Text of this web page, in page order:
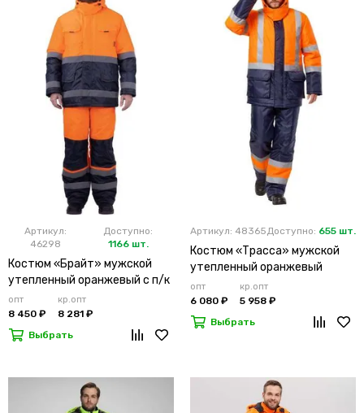
Артикул:
46298
Доступно:
1166 шт.
Костюм «Брайт» мужской
утепленный оранжевый с п/к
опт
8 450 ₽
кр.опт
8 281 ₽
Выбрать
Артикул: 48365Доступно: 655 шт.
Костюм «Трасса» мужской
утепленный оранжевый
опт
6 080 ₽
кр.опт
5 958 ₽
Выбрать